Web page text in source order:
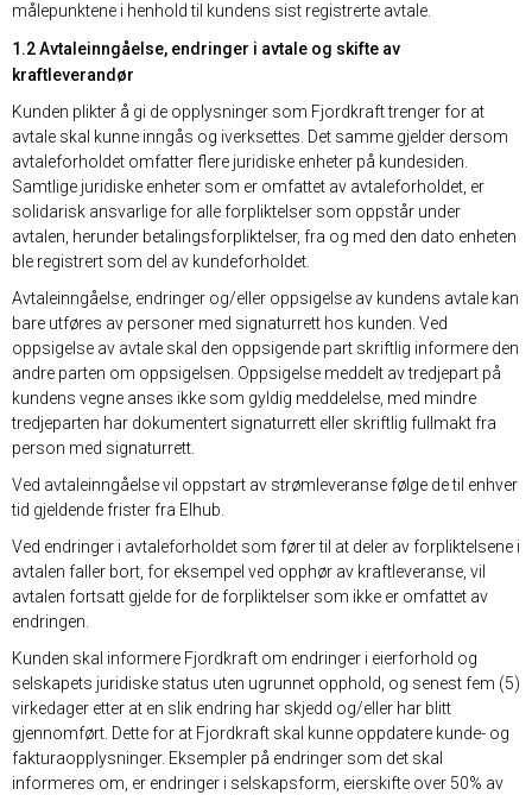
målepunktene i henhold til kundens sist registrerte avtale.
1.2 Avtaleinngåelse, endringer i avtale og skifte av
kraftleverandør
Kunden plikter å gi de opplysninger som Fjordkraft trenger for at
avtale skal kunne inngås og iverksettes. Det samme gjelder dersom
avtaleforholdet omfatter flere juridiske enheter på kundesiden.
Samtlige juridiske enheter som er omfattet av avtaleforholdet, er
solidarisk ansvarlige for alle forpliktelser som oppstår under
avtalen, herunder betalingsforpliktelser, fra og med den dato enheten
ble registrert som del av kundeforholdet.
Avtaleinngåelse, endringer og/eller oppsigelse av kundens avtale kan
bare utføres av personer med signaturrett hos kunden. Ved
oppsigelse av avtale skal den oppsigende part skriftlig informere den
andre parten om oppsigelsen. Oppsigelse meddelt av tredjepart på
kundens vegne anses ikke som gyldig meddelelse, med mindre
tredjeparten har dokumentert signaturrett eller skriftlig fullmakt fra
person med signaturrett.
Ved avtaleinngåelse vil oppstart av strømleveranse følge de til enhver
tid gjeldende frister fra Elhub.
Ved endringer i avtaleforholdet som fører til at deler av forpliktelsene i
avtalen faller bort, for eksempel ved opphør av kraftleveranse, vil
avtalen fortsatt gjelde for de forpliktelser som ikke er omfattet av
endringen.
Kunden skal informere Fjordkraft om endringer i eierforhold og
selskapets juridiske status uten ugrunnet opphold, og senest fem (5)
virkedager etter at en slik endring har skjedd og/eller har blitt
gjennomført. Dette for at Fjordkraft skal kunne oppdatere kunde- og
fakturaopplysninger. Eksempler på endringer som det skal
informeres om, er endringer i selskapsform, eierskifte over 50% av